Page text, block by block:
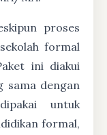
proses
formal
ini diakui
sama dengan
untuk
formal,